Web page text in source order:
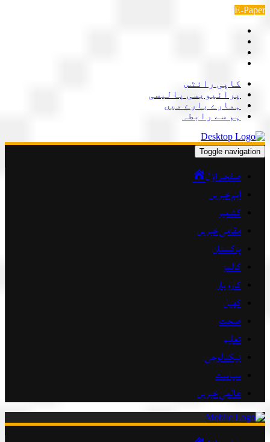
Skip
content
E-Paper
کاپی رائٹس
پرائیویسی پالیسی
ہمارے بارے میں
ہم سے رابطہ
Toggle navigation
صفحہ اوّل
اہم خبریں
کشمیر
مقامی خبریں
پاکستان
کالمز
کاروبار
کھیل
صحت
تعلیم
ٹیکنالوجی
سیاست
عالمی خبریں